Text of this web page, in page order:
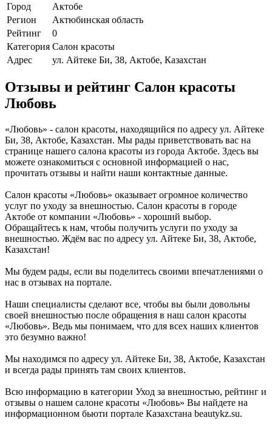
Город
Актобе
Регион
Актюбинская область
Рейтинг
0
Категория Салон красоты
Адрес
ул. Айтеке Би, 38, Актобе, Казахстан
Отзывы и рейтинг Салон красоты
Любовь
«Любовь» - салон красоты, находящийся по адресу ул. Айтеке
Би, 38, Актобе, Казахстан. Мы рады приветствовать вас на
странице нашего салона красоты из города Актобе. Здесь вы
можете ознакомиться с основной информацией о нас,
прочитать отзывы и найти наши контактные данные.
Салон красоты «Любовь» оказывает огромное количество
услуг по уходу за внешностью. Салон красоты в городе
Актобе от компании «Любовь» - хороший выбор.
Обращайтесь к нам, чтобы получить услуги по уходу за
внешностью. Ждём вас по адресу ул. Айтеке Би, 38, Актобе,
Казахстан!
Мы будем рады, если вы поделитесь своими впечатлениями о
нас в отзывах на портале.
Наши специалисты сделают все, чтобы вы были довольны
своей внешностью после обращения в наш салон красоты
«Любовь». Ведь мы понимаем, что для всех наших клиентов
это безумно важно!
Мы находимся по адресу ул. Айтеке Би, 38, Актобе, Казахстан
и всегда рады принять там своих клиентов.
Всю информацию в категории Уход за внешностью, рейтинг и
отзывы о нашем салоне красоты «Любовь» Вы найдете на
информационном бьюти портале Казахстана beautykz.su.